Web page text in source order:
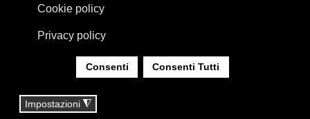
PIANA, SOCIETY LIMONTA. ILLUMINAZIONE
SEI QUI:HOME |